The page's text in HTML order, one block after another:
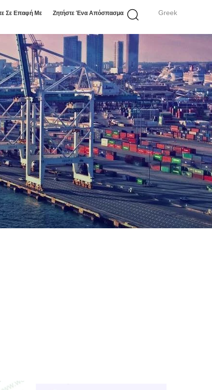
Greek
Σε Επαφή Με Ζητήστε Ένα Απόσπασμα